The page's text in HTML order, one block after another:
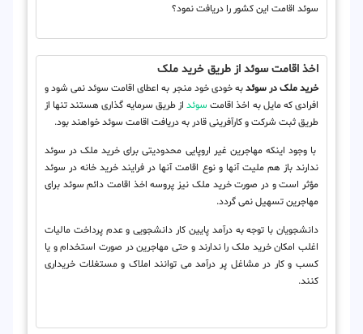
سوئد اقامت این کشور را دریافت نمود؟
اخذ اقامت سوئد از طریق خرید ملک
خرید ملک در سوئدبه خودی خود منجر به اعطای اقامت سوئد نمی شود و
افرادی که مایل به اخذ اقامت سوئد از طریق سرمایه گذاری هستند تنها از
طریق ثبت شرکت و کارآفرینی قادر به دریافت اقامت سوئد خواهند بود.
با وجود اینکه مهاجرین غیر اروپایی محدودیتی برای خرید ملک در سوئد
ندارند باز هم ملیت آنها و نوع اقامت آنها در فرایند خرید خانه در سوئد
مؤثر است و در صورت خرید ملک نیز پروسه اخذ اقامت دائم سوئد برای
مهاجرین تسهیل نمی گردد.
دانشجویان با توجه به درآمد پایین کار دانشجویی و عدم پرداخت مالیات
اغلب امکان خرید ملک را ندارند و حتی مهاجرین در صورت استخدام و یا
کسب و کار در مشاغل پر درآمد می توانند املاک و مستغلات خریداری
کنند.